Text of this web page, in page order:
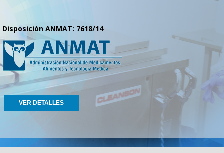
Disposición ANMAT: 7618/14
VER DETALLES